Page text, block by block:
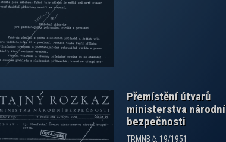
Přemístění útvarů
ministerstva národní
bezpečnosti
TRMNB č. 19/1951